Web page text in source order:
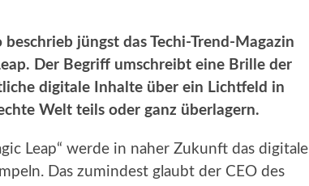
jüngst das Techi-Trend-Magazin
Der Begriff umschreibt eine Brille der
digitale Inhalte über ein Lichtfeld in
Welt teils oder ganz überlagern.
Leap“ werde in naher Zukunft das digitale
Das zumindest glaubt der CEO des